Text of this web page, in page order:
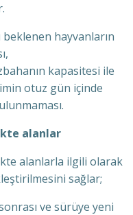
beklenen hayvanların
kapasitesi ile
otuz gün içinde
alanlar
alanlarla ilgili olarak
sağlar;
ve sürüye yeni